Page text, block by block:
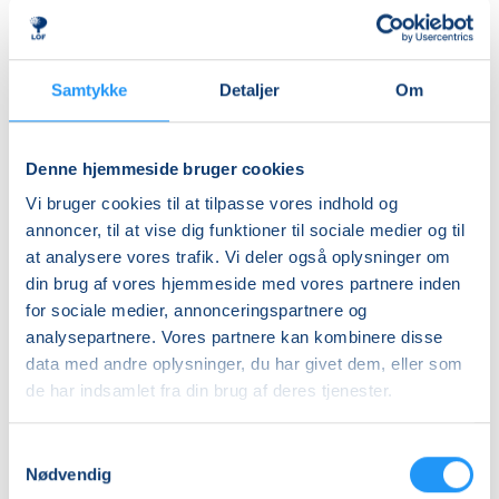
Samtykke Detaljer Om
Denne hjemmeside bruger cookies
Vi bruger cookies til at tilpasse vores indhold og
annoncer, til at vise dig funktioner til sociale medier og til
at analysere vores trafik. Vi deler også oplysninger om
din brug af vores hjemmeside med vores partnere inden
for sociale medier, annonceringspartnere og
analysepartnere. Vores partnere kan kombinere disse
data med andre oplysninger, du har givet dem, eller som
de har indsamlet fra din brug af deres tjenester.
Nødvendig
tæpper, faldskærm og andre spændende rekvisitter,
som inviterer til leg, bevægelse og nysgerrighed.
så alle kan være med – uanset forudsætninger.
Rytmik bygger både på nye oplevelser og
genkendelse. De velkendte sange, lege og
bevægelser skaber en tryg ramme, hvor barnet kan
føle sig hjemme, deltage aktivt og udvikle sig i sit eget
tempo.
Undervejs får I inspiration til enkle og sjove
bevægelseslege, som kan tages med hjem og skabe
hyggelige stunder i hverdagen.
Det hele foregår i en afslappet og positiv atmosfære
fyldt med glæde, nærvær og fællesskab med andre
forældre og børn. Kom og leg, syng, dans og bevæg
Ledig-KBH
Ledig-FRB
Studerende-KBH
DKK 852,00
Studerende-FRB
DKK 868,00
Unge (18-25 år)-KBH
DKK 852,00